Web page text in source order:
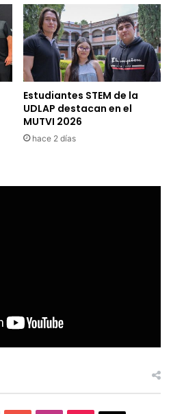
Estudiantes STEM de la
UDLAP destacan en el
MUTVI 2026
hace 2 días